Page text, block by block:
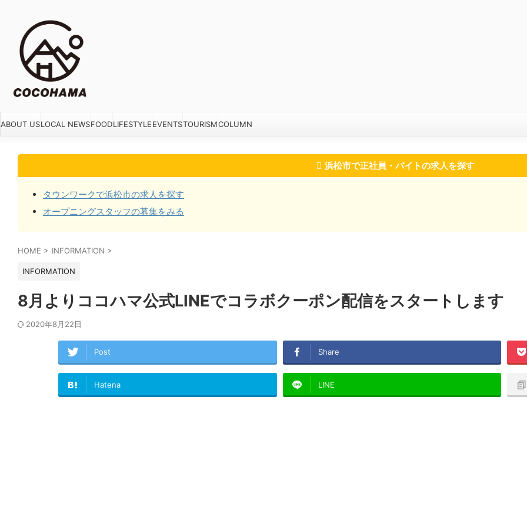
ABOUT USLOCAL NEWSFOODLIFESTYLEEVENTSTOURISMCOLUMN
浜松市で正社員・バイトの求人を探す
タウンワークで浜松市の求人を探す
オープニングスタッフの募集をみる
HOME > INFORMATION >
INFORMATION
8月よりココハマ公式LINEでコラボクーポン配信をスタートします
2020年8月22日
Post Share
Hatena LINE